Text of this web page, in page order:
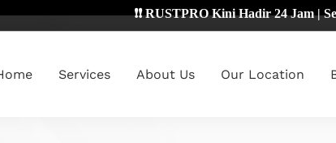
❗❗ RUSTPRO Kini Hadir 24 Jam | Senin -
Services About Us Our Location